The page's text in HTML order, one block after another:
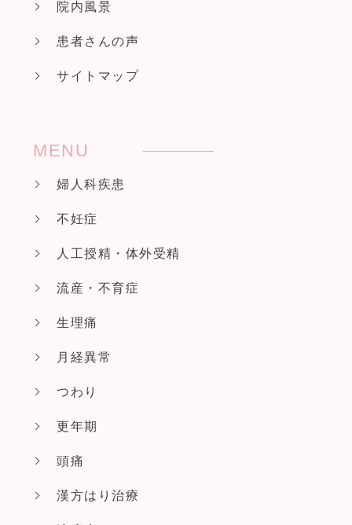
院内風景
患者さんの声
サイトマップ
MENU
婦人科疾患
不妊症
人工授精・体外受精
流産・不育症
生理痛
月経異常
つわり
更年期
頭痛
漢方はり治療